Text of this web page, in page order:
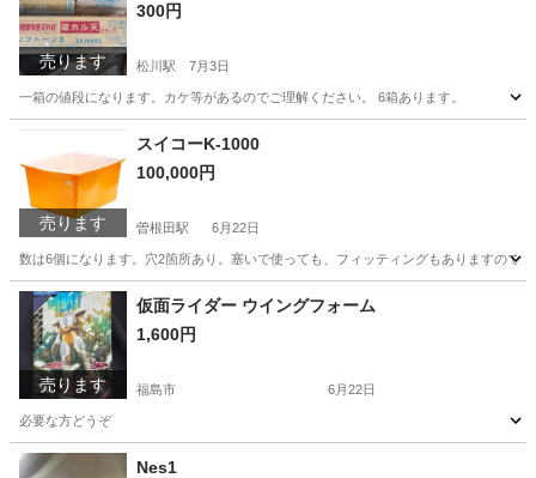
売ります
300円
松川駅 7月3日
一箱の値段になります。カケ等があるのでご理解ください。 6箱あります。
松川駅
売ります
スイコーK-1000
100,000円
曽根田駅 6月22日
数は6個になります。穴2箇所あり。塞いで使っても、フィッティングもありますので
福島 福島市 曽根田駅 その他 スイコー
売ります
仮面ライダー ウイングフォーム
1,600円
福島市 6月22日
必要な方どうぞ
福島 福島市
Nes1